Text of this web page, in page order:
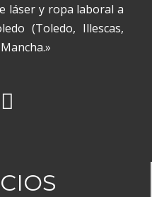
láser y ropa laboral a
(Toledo, Illescas,